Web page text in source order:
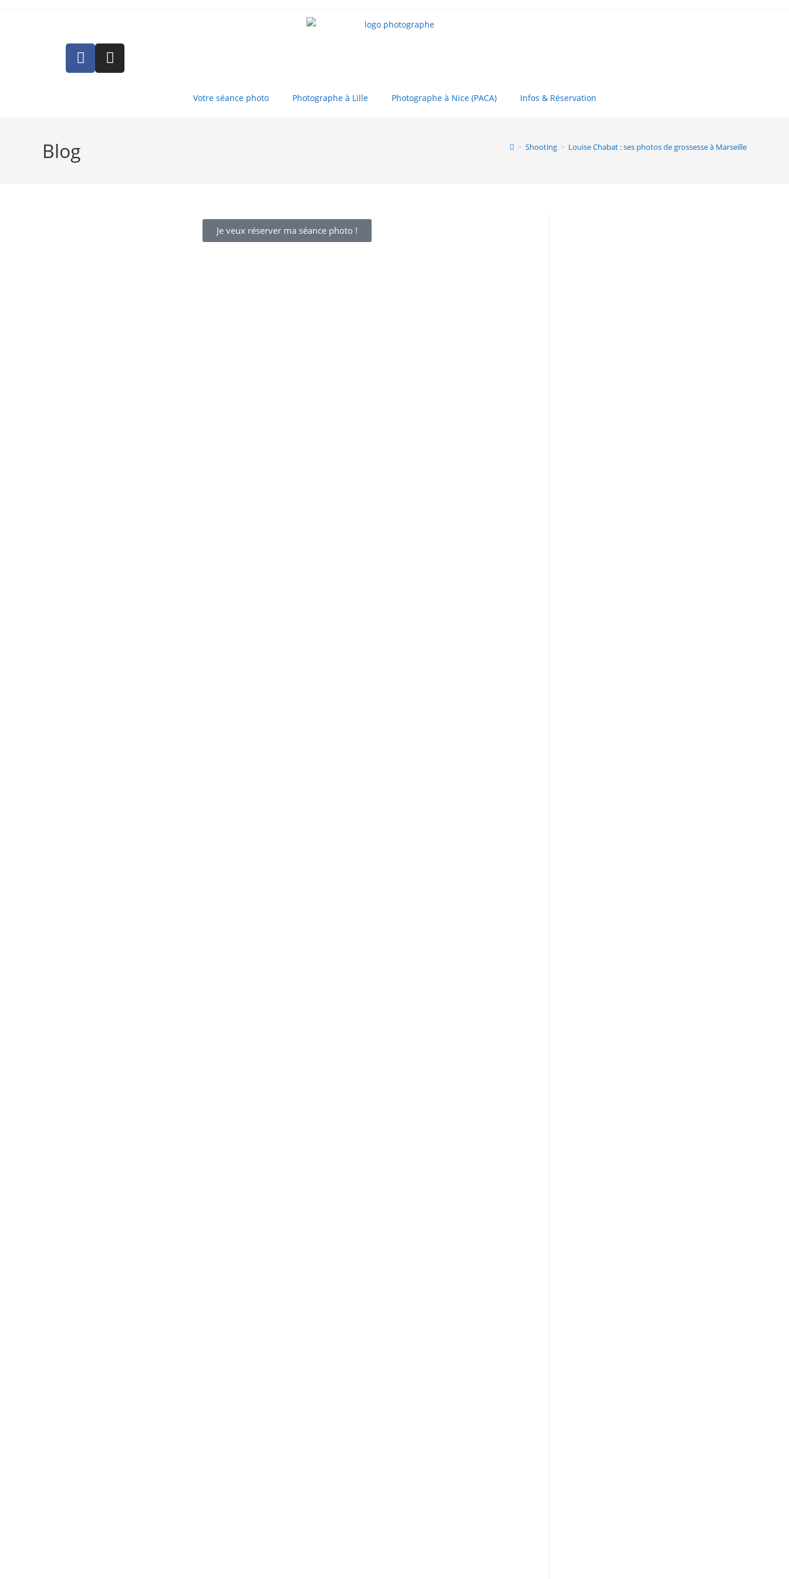
Votre séance photo Photographe à Lille Photographe à Nice (PACA) Infos & Réservation
Blog > Shooting > Louise Chabat : ses photos de grossesse à Marseille
Je veux réserver ma séance photo !